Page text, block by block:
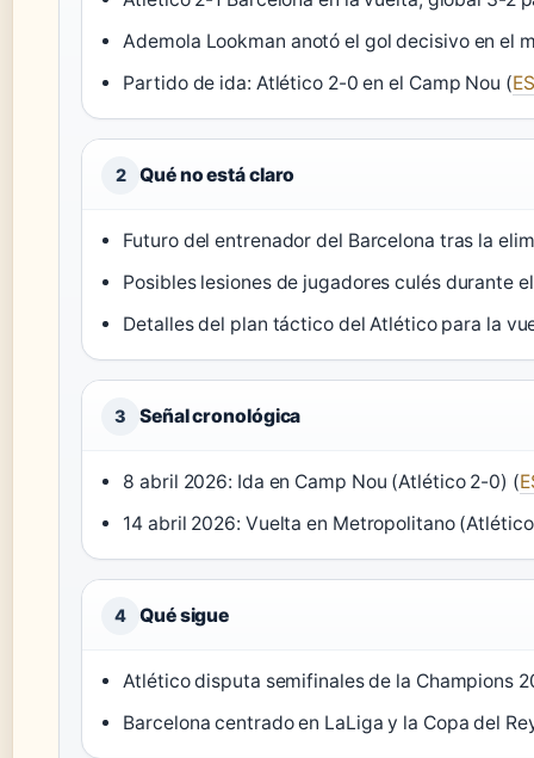
Ademola Lookman anotó el gol decisivo en el
Partido de ida: Atlético 2-0 en el Camp Nou (
2 Qué no está claro
Futuro del entrenador del Barcelona tras la
Posibles lesiones de jugadores culés durante
Detalles del plan táctico del Atlético para la
3 Señal cronológica
8 abril 2026: Ida en Camp Nou (Atlético 2-0) (
14 abril 2026: Vuelta en Metropolitano
4 Qué sigue
Atlético disputa semifinales de la Champions
Barcelona centrado en LaLiga y la Copa del